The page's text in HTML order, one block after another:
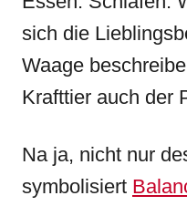
sich die
Waage
Krafttier auch der
Na ja, nicht nur
symbolisiert